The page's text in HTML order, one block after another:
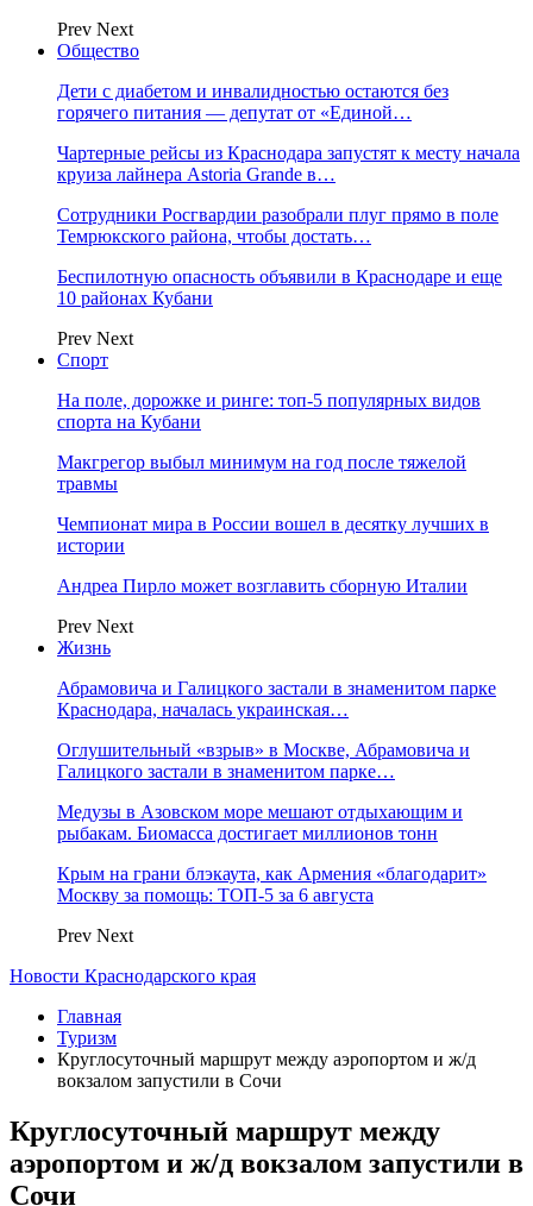
Prev Next
Общество
Дети с диабетом и инвалидностью остаются без
горячего питания — депутат от «Единой…
Чартерные рейсы из Краснодара запустят к месту начала
круиза лайнера Astoria Grande в…
Сотрудники Росгвардии разобрали плуг прямо в поле
Темрюкского района, чтобы достать…
Беспилотную опасность объявили в Краснодаре и еще
10 районах Кубани
Prev Next
Спорт
На поле, дорожке и ринге: топ-5 популярных видов
спорта на Кубани
Макгрегор выбыл минимум на год после тяжелой
травмы
Чемпионат мира в России вошел в десятку лучших в
истории
Андреа Пирло может возглавить сборную Италии
Prev Next
Жизнь
Абрамовича и Галицкого застали в знаменитом парке
Краснодара, началась украинская…
Оглушительный «взрыв» в Москве, Абрамовича и
Галицкого застали в знаменитом парке…
Медузы в Азовском море мешают отдыхающим и
рыбакам. Биомасса достигает миллионов тонн
Крым на грани блэкаута, как Армения «благодарит»
Москву за помощь: ТОП-5 за 6 августа
Prev Next
Новости Краснодарского края
Главная
Туризм
Круглосуточный маршрут между аэропортом и ж/д
вокзалом запустили в Сочи
Круглосуточный маршрут между
аэропортом и ж/д вокзалом запустили в
Сочи